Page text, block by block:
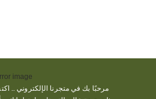
مرحبًا بك في متجرنا الإلكتروني ..